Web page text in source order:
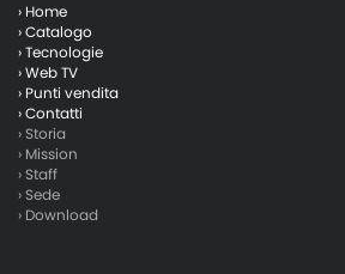
› Home
› Catalogo
› Tecnologie
› Web TV
› Punti vendita
› Contatti
› Storia
› Mission
› Staff
› Sede
› Download